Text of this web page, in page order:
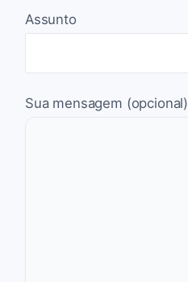
Assunto
Sua mensagem (opcional)